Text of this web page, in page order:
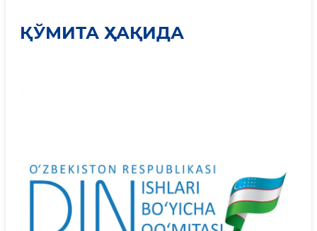
ҚЎМИТА ҲАҚИДА